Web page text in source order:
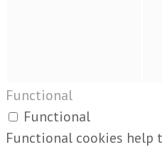
Functional
Functional
Functional cookies help